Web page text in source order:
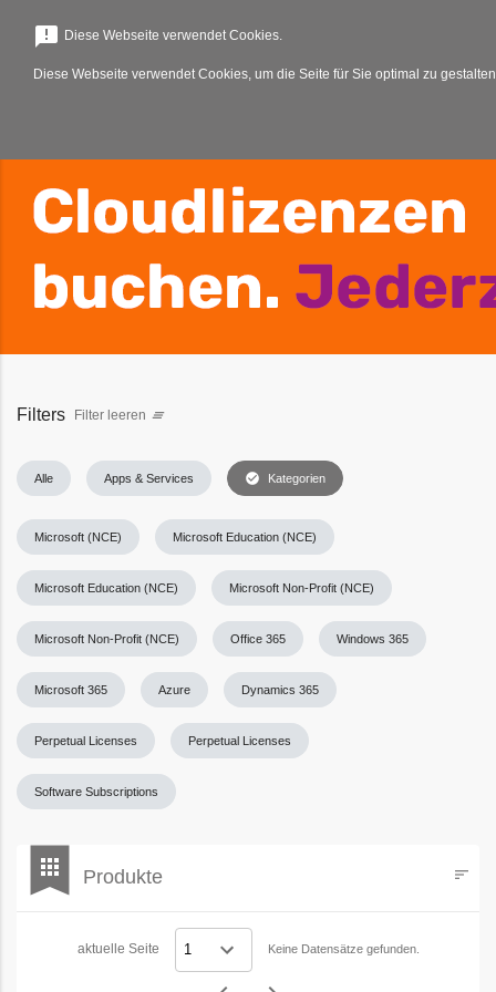
menu
Filters Filter leeren clear_all
Alle Apps & Services check_circle Kategorien
Microsoft (NCE) Microsoft Education (NCE)
Microsoft Education (NCE) Microsoft Non-Profit (NCE)
Microsoft Non-Profit (NCE) Office 365 Windows 365
Microsoft 365 Azure Dynamics 365
Perpetual Licenses Perpetual Licenses
Software Subscriptions
bookmark
apps Produkte sort
aktuelle Seite Keine Datensätze gefunden.
announcement Diese Webseite verwendet Cookies.
Diese Webseite verwendet Cookies, um die Seite für Sie optimal zu